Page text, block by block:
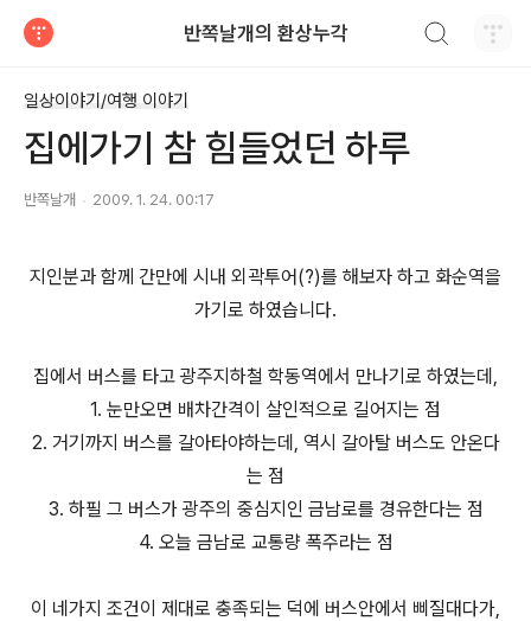
반쪽날개의 환상누각
일상이야기/여행 이야기
집에가기 참 힘들었던 하루
반쪽날개 2009. 1. 24. 00:17
지인분과 함께 간만에 시내 외곽투어(?)를 해보자 하고 화순역을
가기로 하였습니다.
집에서 버스를 타고 광주지하철 학동역에서 만나기로 하였는데,
1. 눈만오면 배차간격이 살인적으로 길어지는 점
2. 거기까지 버스를 갈아타야하는데, 역시 갈아탈 버스도 안온다
는 점
3. 하필 그 버스가 광주의 중심지인 금남로를 경유한다는 점
4. 오늘 금남로 교통량 폭주라는 점
이 네가지 조건이 제대로 충족되는 덕에 버스안에서 삐질대다가,